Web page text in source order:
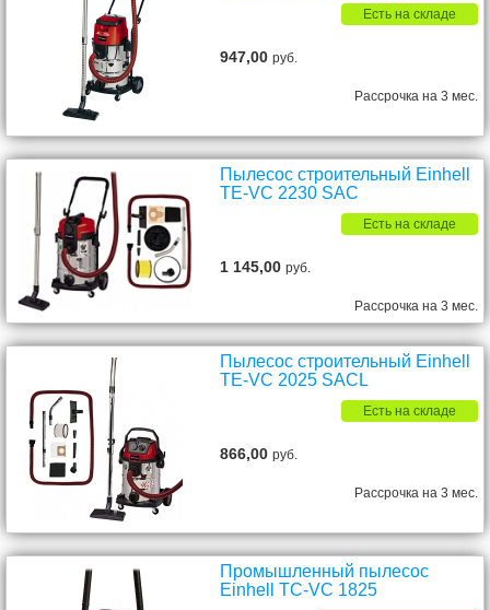
Есть на складе
947,00руб.
Рассрочка на 3 мес.
Пылесос строительный Einhell
TE-VC 2230 SAC
Есть на складе
1 145,00руб.
Рассрочка на 3 мес.
Пылесос строительный Einhell
TE-VC 2025 SACL
Есть на складе
866,00руб.
Рассрочка на 3 мес.
Промышленный пылесос
Einhell TC-VC 1825